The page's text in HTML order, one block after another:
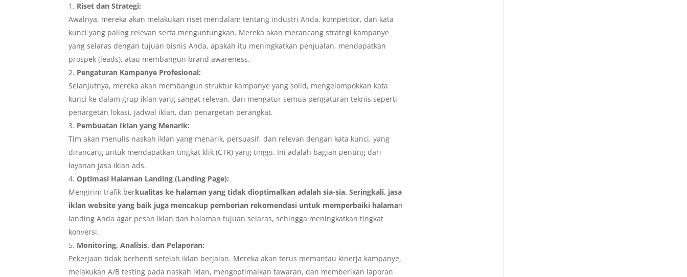
Riset dan Strategi:
Awalnya, mereka akan melakukan riset mendalam tentang industri Anda, kompetitor, dan kata
kunci yang paling relevan serta menguntungkan. Mereka akan merancang strategi kampanye
yang selaras dengan tujuan bisnis Anda, apakah itu meningkatkan penjualan, mendapatkan
prospek (leads), atau membangun brand awareness.
Pengaturan Kampanye Profesional:
Selanjutnya, mereka akan membangun struktur kampanye yang solid, mengelompokkan kata
kunci ke dalam grup iklan yang sangat relevan, dan mengatur semua pengaturan teknis seperti
penargetan lokasi, jadwal iklan, dan penargetan perangkat.
Pembuatan Iklan yang Menarik:
Tim akan menulis naskah iklan yang menarik, persuasif, dan relevan dengan kata kunci, yang
dirancang untuk mendapatkan tingkat klik (CTR) yang tinggi. Ini adalah bagian penting dari
layanan jasa iklan ads.
Optimasi Halaman Landing (Landing Page):
Mengirim trafik berkualitas ke halaman yang tidak dioptimalkan adalah sia-sia. Seringkali, jasa
iklan website yang baik juga mencakup pemberian rekomendasi untuk memperbaiki halaman
landing Anda agar pesan iklan dan halaman tujuan selaras, sehingga meningkatkan tingkat
konversi.
Monitoring, Analisis, dan Pelaporan:
Pekerjaan tidak berhenti setelah iklan berjalan. Mereka akan terus memantau kinerja kampanye,
melakukan A/B testing pada naskah iklan, mengoptimalkan tawaran, dan memberikan laporan